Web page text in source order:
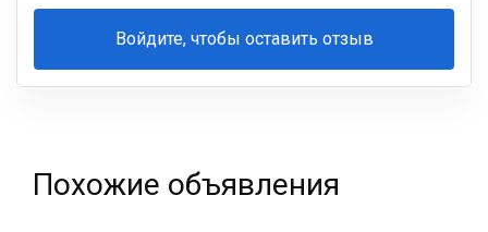
Войдите, чтобы оставить отзыв
Ваша
Похожие объявления